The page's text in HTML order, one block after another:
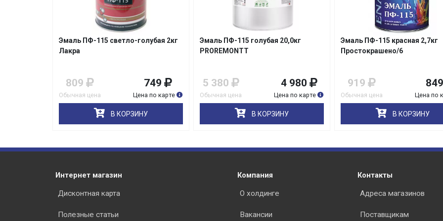
Эмаль ПФ-115 светло-голубая 2кг
Лакра
809
Обычная цена
749
Цена по карте
В КОРЗИНУ
Эмаль ПФ-115 голубая 20,0кг
PROREMONTT
5 380
Обычная цена
4 980
Цена по карте
В КОРЗИНУ
Эмаль ПФ-115 красная 2,7кг
Простокрашено/6
919
Обычная цена
849
Цена по
В КОРЗИНУ
Интернет магазин
Дисконтная карта
Полезные статьи
Компания
О холдинге
Вакансии
Контакты
Адреса магазинов
Поставщикам